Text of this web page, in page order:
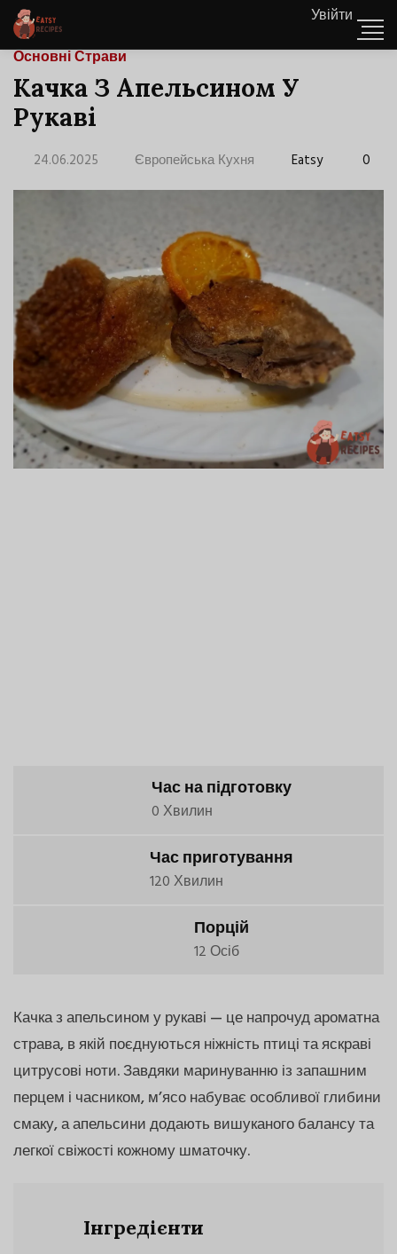
Увійти
Основні Страви
Качка З Апельсином У
Рукаві
24.06.2025 Європейська Кухня Eatsy 0
Час на підготовку
0 Хвилин
Час приготування
120 Хвилин
Порцій
12 Осіб
Качка з апельсином у рукаві — це напрочуд ароматна
страва, в якій поєднуються ніжність птиці та яскраві
цитрусові ноти. Завдяки маринуванню із запашним
перцем і часником, м’ясо набуває особливої глибини
смаку, а апельсини додають вишуканого балансу та
легкої свіжості кожному шматочку.
Інгредієнти